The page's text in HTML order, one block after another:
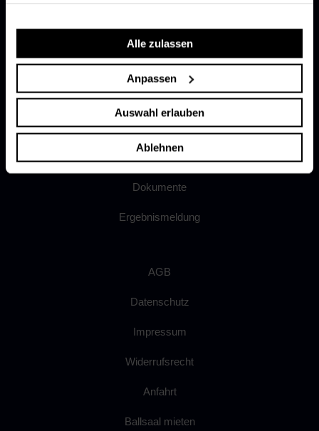
Alle zulassen
Anpassen
Auswahl erlauben
Ablehnen
Freie Stellen
Mitglied werden
Partner werden
Dokumente
Ergebnismeldung
AGB
Datenschutz
Impressum
Widerrufsrecht
Anfahrt
Ballsaal mieten